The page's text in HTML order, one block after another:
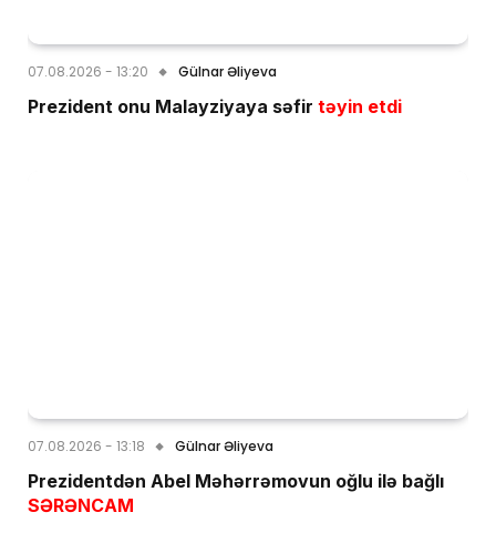
07.08.2026 - 13:20 Gülnar Əliyeva
Prezident onu Malayziyaya səfir təyin etdi
07.08.2026 - 13:18 Gülnar Əliyeva
Prezidentdən Abel Məhərrəmovun oğlu ilə bağlı
SƏRƏNCAM